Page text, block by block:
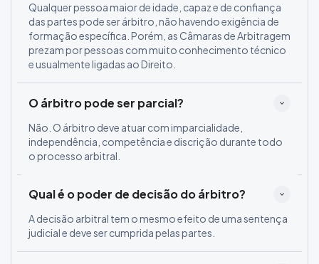
Qualquer pessoa maior de idade, capaz e de confiança
das partes pode ser árbitro, não havendo exigência de
formação específica. Porém, as Câmaras de Arbitragem
prezam por pessoas com muito conhecimento técnico
e usualmente ligadas ao Direito.
O árbitro pode ser parcial?
Não. O árbitro deve atuar com imparcialidade,
independência, competência e discrição durante todo
o processo arbitral.
Qual é o poder de decisão do árbitro?
A decisão arbitral tem o mesmo efeito de uma sentença
judicial e deve ser cumprida pelas partes.